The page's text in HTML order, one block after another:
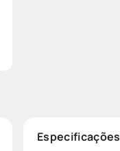
Especificações